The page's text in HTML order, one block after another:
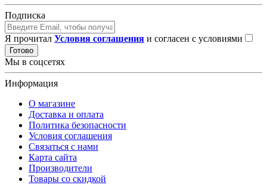
Подписка
Я прочитал Условия соглашения и согласен с условиями
Готово
Мы в соцсетях
Информация
О магазине
Доставка и оплата
Политика безопасности
Условия соглашения
Связаться с нами
Карта сайта
Производители
Товары со скидкой